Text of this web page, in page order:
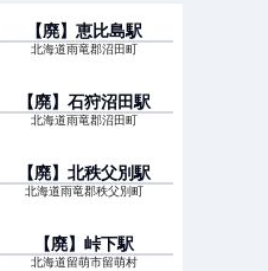
【廃】恵比島駅
北海道雨竜郡沼田町
【廃】石狩沼田駅
北海道雨竜郡沼田町
【廃】北秩父別駅
北海道雨竜郡秩父別町
【廃】峠下駅
北海道留萌市留萌村